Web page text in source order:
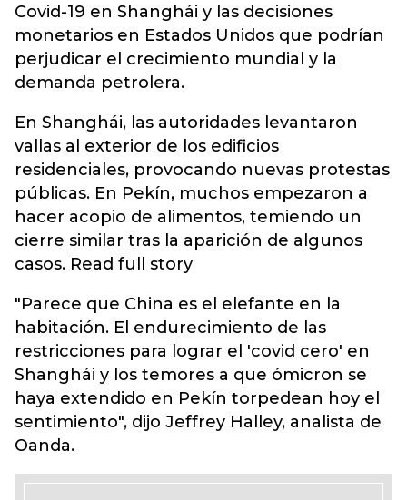
Covid-19 en Shanghái y las decisiones
monetarios en Estados Unidos que podrían
perjudicar el crecimiento mundial y la
demanda petrolera.
En Shanghái, las autoridades levantaron
vallas al exterior de los edificios
residenciales, provocando nuevas protestas
públicas. En Pekín, muchos empezaron a
hacer acopio de alimentos, temiendo un
cierre similar tras la aparición de algunos
casos. Read full story
"Parece que China es el elefante en la
habitación. El endurecimiento de las
restricciones para lograr el 'covid cero' en
Shanghái y los temores a que ómicron se
haya extendido en Pekín torpedean hoy el
sentimiento", dijo Jeffrey Halley, analista de
Oanda.